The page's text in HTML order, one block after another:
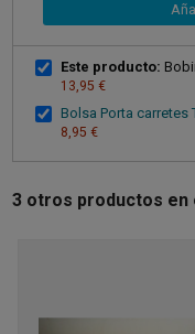
Este producto:
13,95 €
Bolsa Porta carretes
8,95 €
3 otros productos en